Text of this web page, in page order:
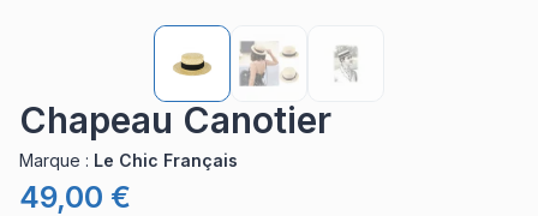
Chapeau Canotier
Marque : Le Chic Français
49,00 €